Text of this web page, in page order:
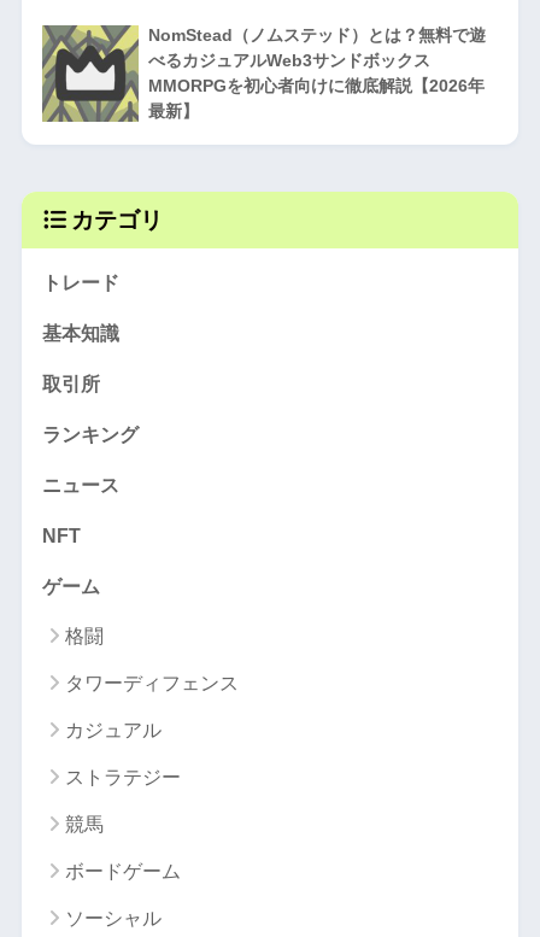
NomStead（ノムステッド）とは？無料で遊
べるカジュアルWeb3サンドボックス
MMORPGを初心者向けに徹底解説【2026年
最新】
カテゴリ
トレード
基本知識
取引所
ランキング
ニュース
NFT
ゲーム
格闘
タワーディフェンス
カジュアル
ストラテジー
競馬
ボードゲーム
ソーシャル